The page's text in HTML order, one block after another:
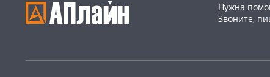
Нужна
Звоните,